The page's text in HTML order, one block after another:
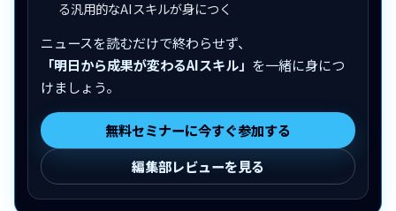
る汎用的なAIスキルが身につく
ニュースを読むだけで終わらせず、
「明日から成果が変わるAIスキル」 を一緒に身につ
けましょう。
無料セミナーに今すぐ参加する
編集部レビューを見る